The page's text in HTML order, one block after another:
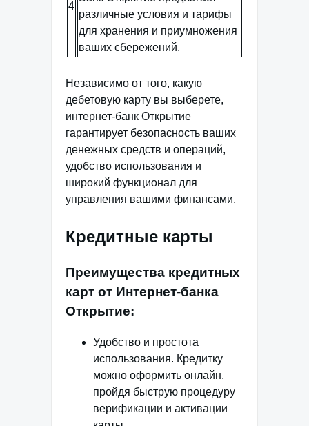
4
различные условия и тарифы
для хранения и приумножения
ваших сбережений.
Независимо от того, какую
дебетовую карту вы выберете,
интернет-банк Открытие
гарантирует безопасность ваших
денежных средств и операций,
удобство использования и
широкий функционал для
управления вашими финансами.
Кредитные карты
Преимущества кредитных
карт от Интернет-банка
Открытие:
Удобство и простота
использования. Кредитку
можно оформить онлайн,
пройдя быструю процедуру
верификации и активации